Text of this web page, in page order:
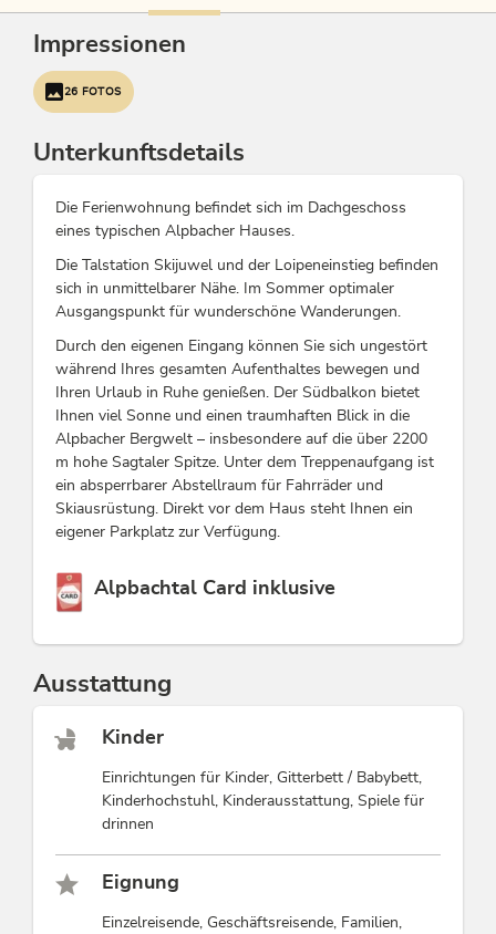
Impressionen
26 FOTOS
Unterkunftsdetails
Die Ferienwohnung befindet sich im Dachgeschoss
eines typischen Alpbacher Hauses.
Die Talstation Skijuwel und der Loipeneinstieg befinden
sich in unmittelbarer Nähe. Im Sommer optimaler
Ausgangspunkt für wunderschöne Wanderungen.
Durch den eigenen Eingang können Sie sich ungestört
während Ihres gesamten Aufenthaltes bewegen und
Ihren Urlaub in Ruhe genießen. Der Südbalkon bietet
Ihnen viel Sonne und einen traumhaften Blick in die
Alpbacher Bergwelt – insbesondere auf die über 2200
m hohe Sagtaler Spitze. Unter dem Treppenaufgang ist
ein absperrbarer Abstellraum für Fahrräder und
Skiausrüstung. Direkt vor dem Haus steht Ihnen ein
eigener Parkplatz zur Verfügung.
Diese Unterkunft ist Mitglied von
Alpbachtal Card inklusive
Ausstattung
Kinder
Einrichtungen für Kinder, Gitterbett / Babybett,
Kinderhochstuhl, Kinderausstattung, Spiele für
drinnen
Eignung
Einzelreisende, Geschäftsreisende, Familien,